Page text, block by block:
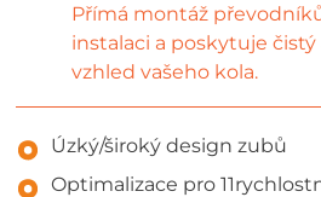
Přímá montáž
instalaci a poskytuje
vzhled vašeho kola.
Úzký/široký design zubů
Optimalizace pro